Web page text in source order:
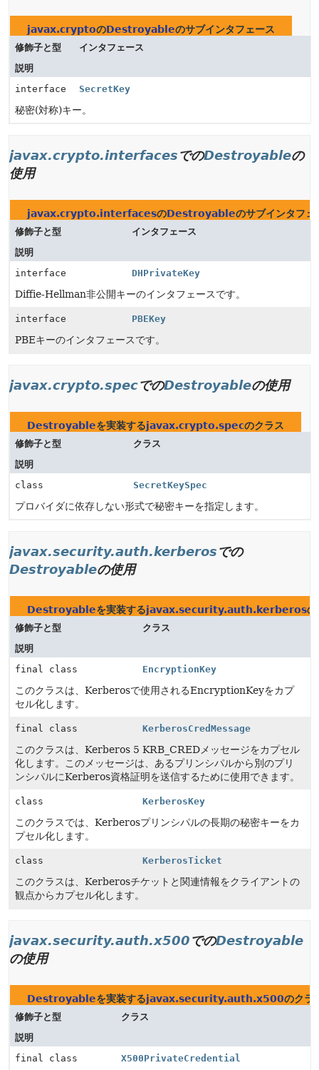
javax.cryptoのDestroyableのサブインタフェース
修飾子と型
インタフェース
説明
interface
SecretKey
秘密(対称)キー。
javax.crypto.interfacesでのDestroyableの
使用
javax.crypto.interfacesのDestroyableのサブインタフェ
修飾子と型
インタフェース
説明
interface
DHPrivateKey
Diffie-Hellman非公開キーのインタフェースです。
interface PBEKey
PBEキーのインタフェースです。
javax.crypto.specでのDestroyableの使用
Destroyableを実装するjavax.crypto.specのクラス
修飾子と型
クラス
説明
class
SecretKeySpec
プロバイダに依存しない形式で秘密キーを指定します。
javax.security.auth.kerberosでの
Destroyableの使用
Destroyableを実装するjavax.security.auth.kerberosの
修飾子と型
クラス
説明
final class
EncryptionKey
このクラスは、Kerberosで使用されるEncryptionKeyをカプ
セル化します。
final class KerberosCredMessage
このクラスは、Kerberos 5 KRB_CREDメッセージをカプセル
化します。このメッセージは、あるプリンシパルから別のプリ
ンシパルにKerberos資格証明を送信するために使用できます。
class KerberosKey
このクラスでは、Kerberosプリンシパルの長期の秘密キーをカ
プセル化します。
class KerberosTicket
このクラスは、Kerberosチケットと関連情報をクライアントの
観点からカプセル化します。
javax.security.auth.x500でのDestroyable
の使用
Destroyableを実装するjavax.security.auth.x500のクラ
修飾子と型
クラス
説明
final class
X500PrivateCredential